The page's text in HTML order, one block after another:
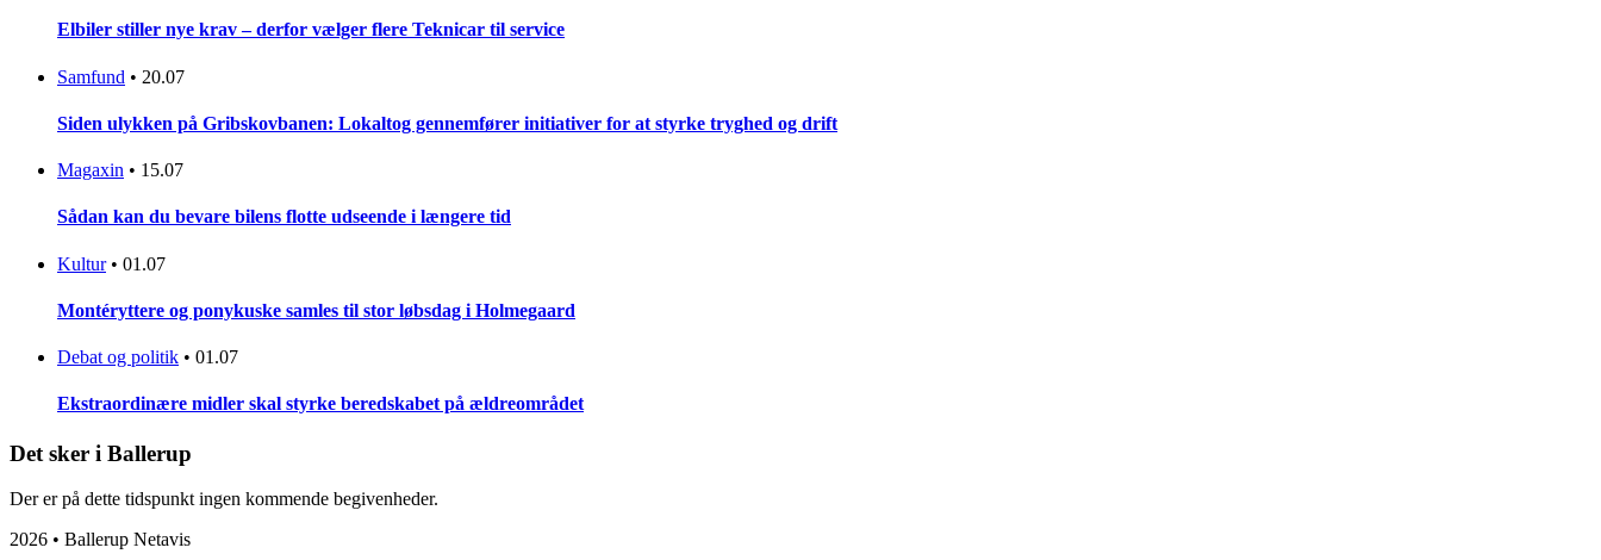
Elbiler stiller nye krav – derfor vælger flere Teknicar til service
Samfund • 20.07
Siden ulykken på Gribskovbanen: Lokaltog gennemfører initiativer for at styrke tryghed og drift
Magaxin • 15.07
Sådan kan du bevare bilens flotte udseende i længere tid
Kultur • 01.07
Montéryttere og ponykuske samles til stor løbsdag i Holmegaard
Debat og politik • 01.07
Ekstraordinære midler skal styrke beredskabet på ældreområdet
Det sker i Ballerup
Der er på dette tidspunkt ingen kommende begivenheder.
2026 • Ballerup Netavis